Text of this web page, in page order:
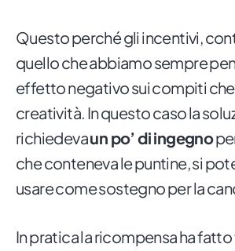
Questo perché gli incentivi,
quello che abbiamo sempre
effetto negativo sui compiti
creatività. In questo caso la
richiedevaun po’ di ingegno
che conteneva le puntine, si
usare come sostegno per la
In pratica la ricompensa ha fatto